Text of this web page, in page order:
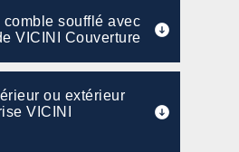
comble soufflé avec
VICINI Couverture
ou extérieur
VICINI